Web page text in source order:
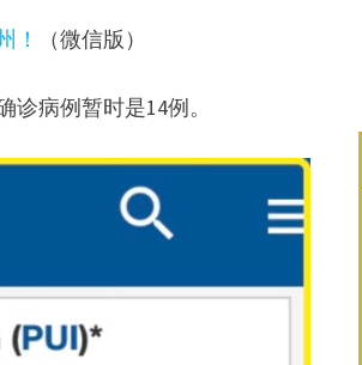
！ （微信版）
病例暂时是14例。